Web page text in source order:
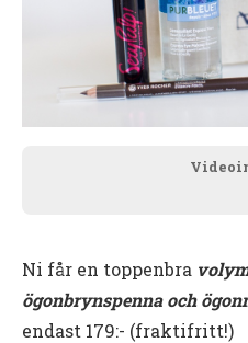
Ni får en toppenbra
ögonbrynspenna och
endast 179:- (fraktifritt!)